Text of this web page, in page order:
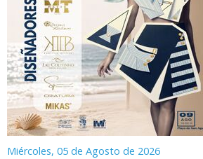
Miércoles, 05 de Agosto de 2026